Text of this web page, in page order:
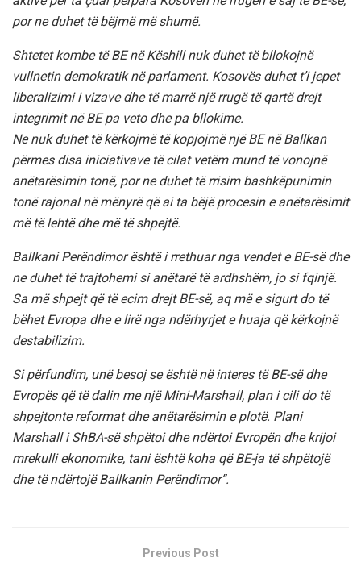
por ne duhet të bëjmë më shumë.
Shtetet kombe të BE në Këshill nuk duhet të bllokojnë
vullnetin demokratik në parlament. Kosovës duhet t’i jepet
liberalizimi i vizave dhe të marrë një rrugë të qartë drejt
integrimit në BE pa veto dhe pa bllokime.
Ne nuk duhet të kërkojmë të kopjojmë një BE në Ballkan
përmes disa iniciativave të cilat vetëm mund të vonojnë
anëtarësimin tonë, por ne duhet të rrisim bashkëpunimin
tonë rajonal në mënyrë që ai ta bëjë procesin e anëtarësimit
më të lehtë dhe më të shpejtë.
Ballkani Perëndimor është i rrethuar nga vendet e BE-së dhe
ne duhet të trajtohemi si anëtarë të ardhshëm, jo si fqinjë.
Sa më shpejt që të ecim drejt BE-së, aq më e sigurt do të
bëhet Evropa dhe e lirë nga ndërhyrjet e huaja që kërkojnë
destabilizim.
Si përfundim, unë besoj se është në interes të BE-së dhe
Evropës që të dalin me një Mini-Marshall, plan i cili do të
shpejtonte reformat dhe anëtarësimin e plotë. Plani
Marshall i ShBA-së shpëtoi dhe ndërtoi Evropën dhe krijoi
mrekulli ekonomike, tani është koha që BE-ja të shpëtojë
dhe të ndërtojë Ballkanin Perëndimor”.
Previous Post